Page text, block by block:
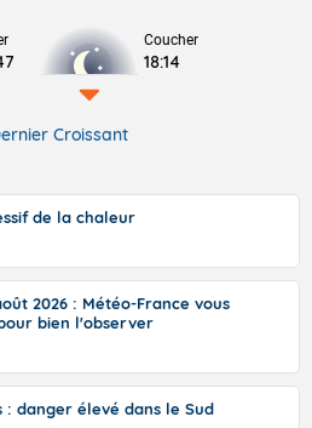
Coucher
18:14
Croissant
de la chaleur
2026 : Météo-France vous
bien l'observer
: danger élevé dans le Sud